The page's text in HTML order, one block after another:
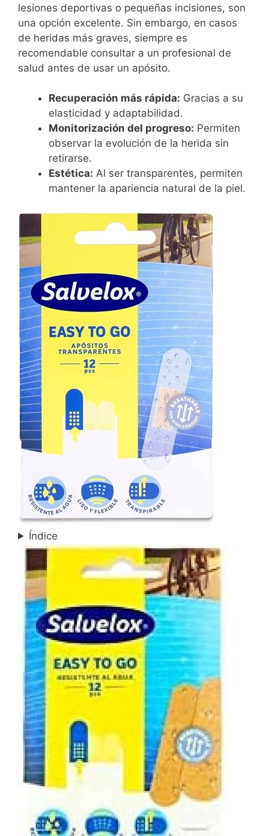
lesiones deportivas o pequeñas incisiones, son
una opción excelente. Sin embargo, en casos
de heridas más graves, siempre es
recomendable consultar a un profesional de
salud antes de usar un apósito.
Recuperación más rápida: Gracias a su
elasticidad y adaptabilidad.
Monitorización del progreso: Permiten
observar la evolución de la herida sin
retirarse.
Estética: Al ser transparentes, permiten
mantener la apariencia natural de la piel.
Índice